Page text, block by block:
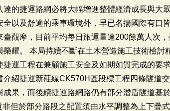
的捷運路網必將大幅增進整體經濟成長與大
以及舒適的乘車環境外，早已名揚國際有口
觀摩，目前平均每日旅運量達200餘萬人次
耀。 本局持續不斷在土木營造施工技術檢討
運工程在兼顧施工安全及如期如質完成的要
紹捷運新莊線CK570H區段標工程四條隧道
果，而後續捷運路網路仍有部分潛盾隧道基
但於部分路段之配置須由水平調整為上下疊